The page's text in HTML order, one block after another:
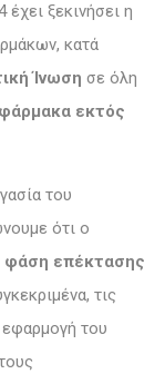
ξεκινήσει η
κατά
Ίνωση σε όλη
εκτός
του
ότι ο
φάση επέκτασης
τις
εφαρμογή του